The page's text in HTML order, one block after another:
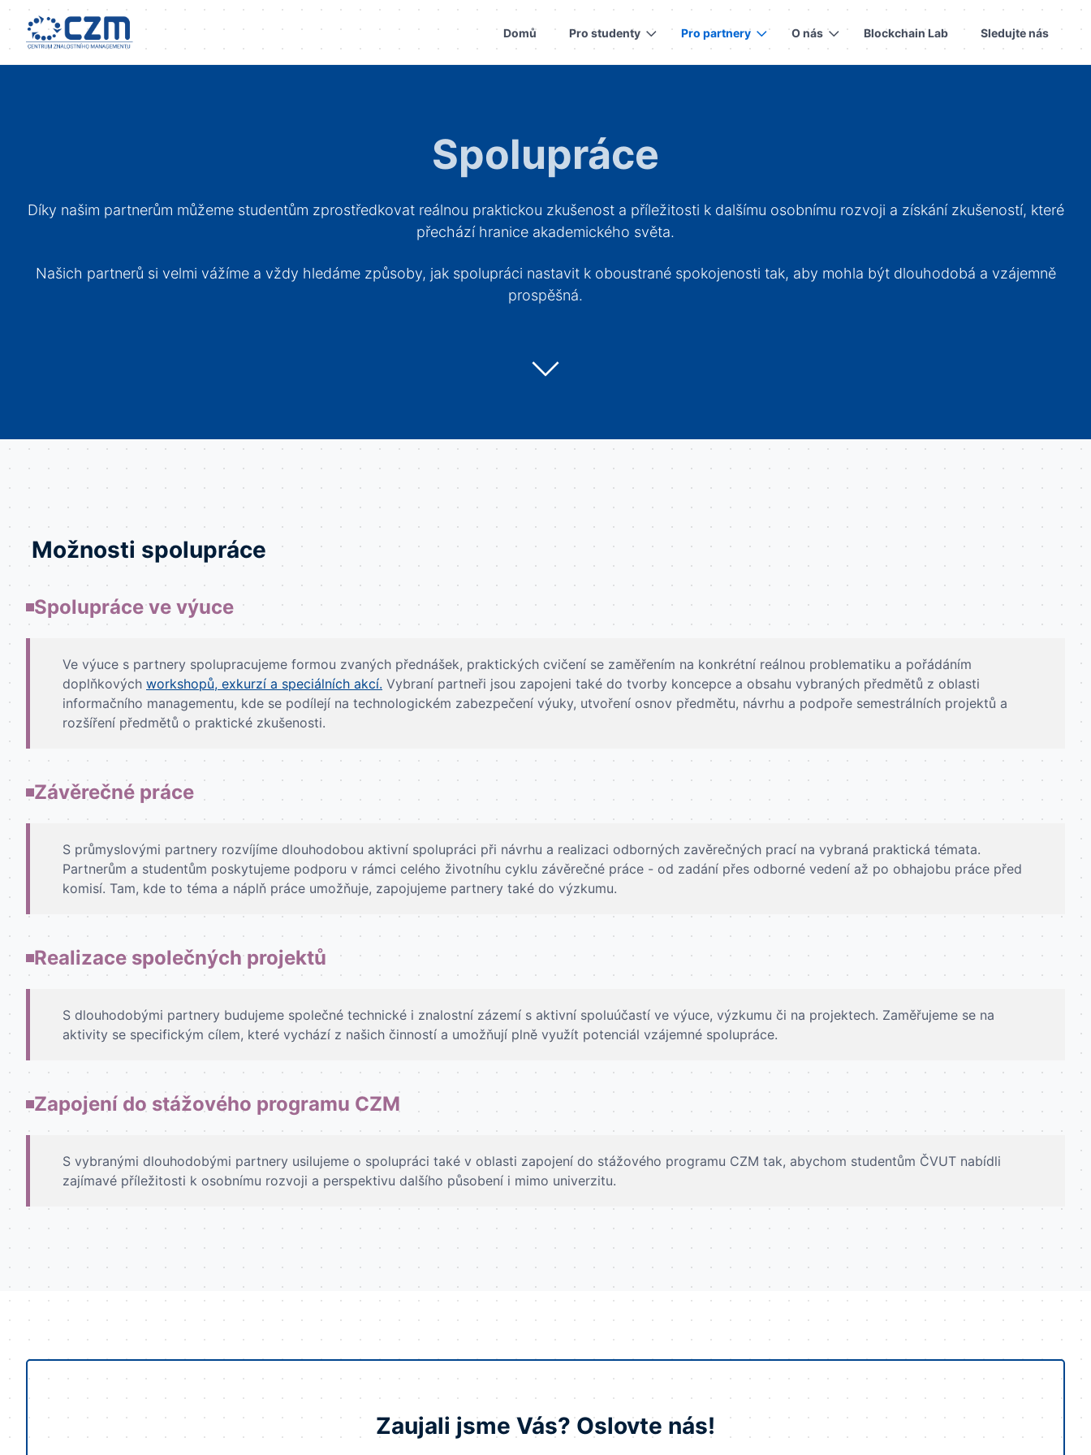
Domů Pro studenty Pro partnery O nás Blockchain Lab Sledujte nás
Spolupráce
Díky našim partnerům můžeme studentům zprostředkovat reálnou praktickou zkušenost a příležitosti k dalšímu osobnímu rozvoji a získání zkušeností, které
přechází hranice akademického světa.
Našich partnerů si velmi vážíme a vždy hledáme způsoby, jak spolupráci nastavit k oboustrané spokojenosti tak, aby mohla být dlouhodobá a vzájemně
prospěšná.
Možnosti spolupráce
Spolupráce ve výuce
Ve výuce s partnery spolupracujeme formou zvaných přednášek, praktických cvičení se zaměřením na konkrétní reálnou problematiku a pořádáním
doplňkových workshopů, exkurzí a speciálních akcí. Vybraní partneři jsou zapojeni také do tvorby koncepce a obsahu vybraných předmětů z oblasti
informačního managementu, kde se podílejí na technologickém zabezpečení výuky, utvoření osnov předmětu, návrhu a podpoře semestrálních projektů a
rozšíření předmětů o praktické zkušenosti.
Závěrečné práce
S průmyslovými partnery rozvíjíme dlouhodobou aktivní spolupráci při návrhu a realizaci odborných zavěrečných prací na vybraná praktická témata.
Partnerům a studentům poskytujeme podporu v rámci celého životníhu cyklu závěrečné práce - od zadání přes odborné vedení až po obhajobu práce před
komisí. Tam, kde to téma a náplň práce umožňuje, zapojujeme partnery také do výzkumu.
Realizace společných projektů
S dlouhodobými partnery budujeme společné technické i znalostní zázemí s aktivní spoluúčastí ve výuce, výzkumu či na projektech. Zaměřujeme se na
aktivity se specifickým cílem, které vychází z našich činností a umožňují plně využít potenciál vzájemné spolupráce.
Zapojení do stážového programu CZM
S vybranými dlouhodobými partnery usilujeme o spolupráci také v oblasti zapojení do stážového programu CZM tak, abychom studentům ČVUT nabídli
zajímavé příležitosti k osobnímu rozvoji a perspektivu dalšího působení i mimo univerzitu.
Zaujali jsme Vás? Oslovte nás!